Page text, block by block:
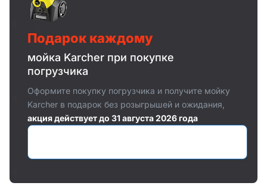
Подарок каждому
мойка Karcher при покупке
погрузчика
Оформите покупку погрузчика и получите мойку
Karcher в подарок без розыгрышей и ожидания,
акция действует до 31 августа 2026 года